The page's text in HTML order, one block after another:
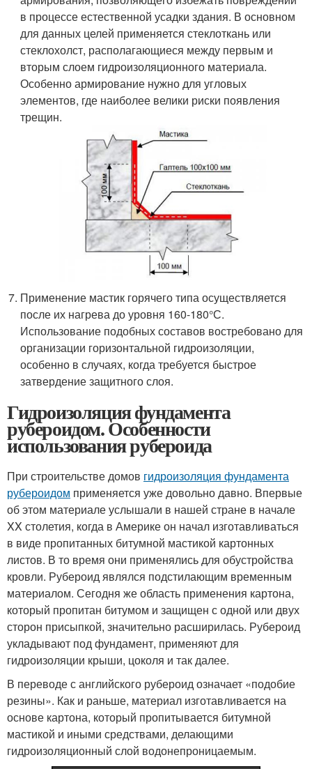
в процессе естественной усадки здания. В основном
для данных целей применяется стеклоткань или
стеклохолст, располагающиеся между первым и
вторым слоем гидроизоляционного материала.
Особенно армирование нужно для угловых
элементов, где наиболее велики риски появления
трещин.
Применение мастик горячего типа осуществляется
после их нагрева до уровня 160-180°С.
Использование подобных составов востребовано для
организации горизонтальной гидроизоляции,
особенно в случаях, когда требуется быстрое
затвердение защитного слоя.
Гидроизоляция фундамента
рубероидом. Особенности
использования рубероида
При строительстве домов гидроизоляция фундамента
рубероидом применяется уже довольно давно. Впервые
об этом материале услышали в нашей стране в начале
XX столетия, когда в Америке он начал изготавливаться
в виде пропитанных битумной мастикой картонных
листов. В то время они применялись для обустройства
кровли. Рубероид являлся подстилающим временным
материалом. Сегодня же область применения картона,
который пропитан битумом и защищен с одной или двух
сторон присыпкой, значительно расширилась. Рубероид
укладывают под фундамент, применяют для
гидроизоляции крыши, цоколя и так далее.
В переводе с английского рубероид означает «подобие
резины». Как и раньше, материал изготавливается на
основе картона, который пропитывается битумной
мастикой и иными средствами, делающими
гидроизоляционный слой водонепроницаемым.